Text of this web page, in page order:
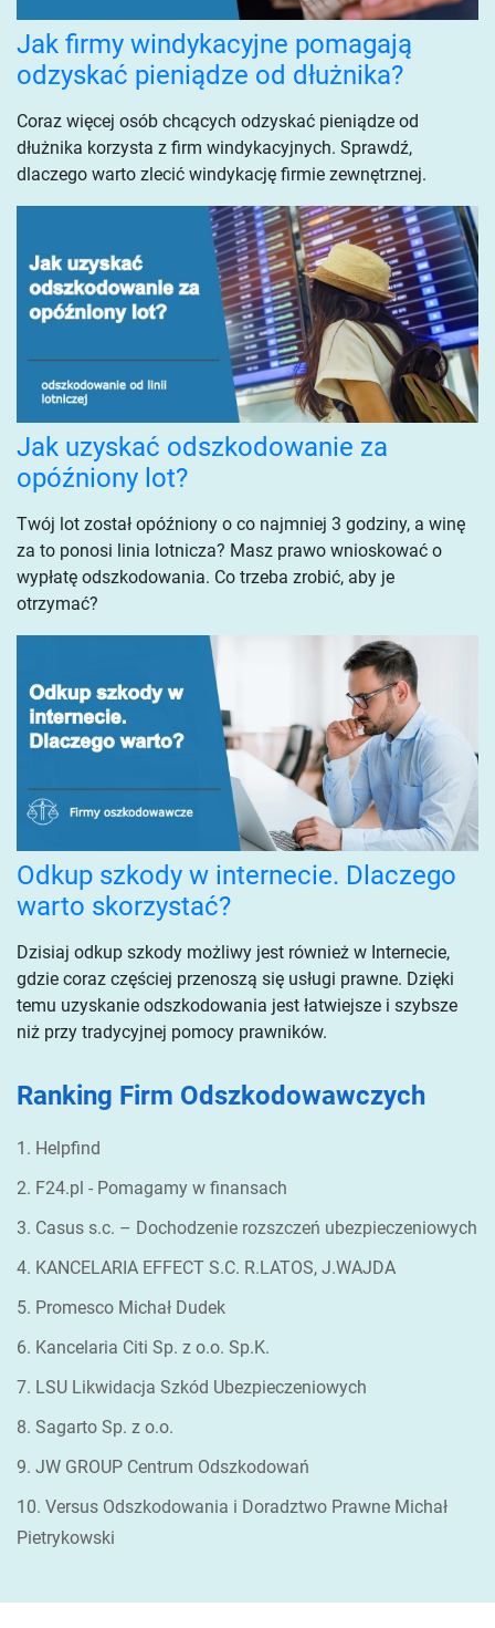
Jak firmy windykacyjne pomagają
odzyskać pieniądze od dłużnika?
Coraz więcej osób chcących odzyskać pieniądze od
dłużnika korzysta z firm windykacyjnych. Sprawdź,
dlaczego warto zlecić windykację firmie zewnętrznej.
Jak uzyskać odszkodowanie za
opóźniony lot?
Twój lot został opóźniony o co najmniej 3 godziny, a winę
za to ponosi linia lotnicza? Masz prawo wnioskować o
wypłatę odszkodowania. Co trzeba zrobić, aby je
otrzymać?
Odkup szkody w internecie. Dlaczego
warto skorzystać?
Dzisiaj odkup szkody możliwy jest również w Internecie,
gdzie coraz częściej przenoszą się usługi prawne. Dzięki
temu uzyskanie odszkodowania jest łatwiejsze i szybsze
niż przy tradycyjnej pomocy prawników.
Ranking Firm Odszkodowawczych
1. Helpfind
2. F24.pl - Pomagamy w finansach
3. Casus s.c. – Dochodzenie rozszczeń ubezpieczeniowych
4. KANCELARIA EFFECT S.C. R.LATOS, J.WAJDA
5. Promesco Michał Dudek
6. Kancelaria Citi Sp. z o.o. Sp.K.
7. LSU Likwidacja Szkód Ubezpieczeniowych
8. Sagarto Sp. z o.o.
9. JW GROUP Centrum Odszkodowań
10. Versus Odszkodowania i Doradztwo Prawne Michał
Pietrykowski